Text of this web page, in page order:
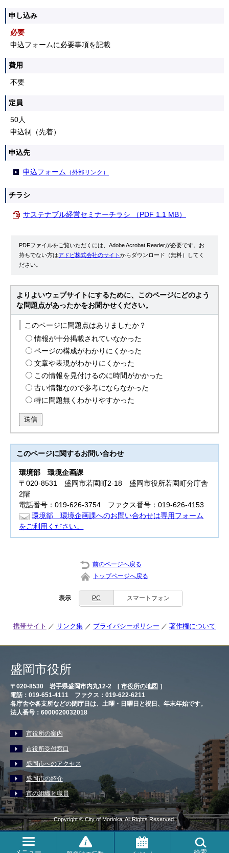
申し込み
必要
申込フォームに必要事項を記載
費用
不要
定員
50人
申込制（先着）
申込先
申込フォーム （外部リンク）
チラシ
サステナブル経営セミナーチラシ （PDF 1.1 MB）
PDFファイルをご覧いただくには、Adobe Acrobat Readerが必要です。お
持ちでない方はアドビ株式会社のサイトからダウンロード（無料）してく
ださい。
よりよいウェブサイトにするために、このページにどのよう
な問題点があったかをお聞かせください。
このページに問題点はありましたか？
情報が十分掲載されていなかった
ページの構成がわかりにくかった
文章や表現がわかりにくかった
この情報を見付けるのに時間がかかった
古い情報なので参考にならなかった
特に問題無くわかりやすかった
送信
このページに関するお問い合わせ
環境部環境企画課
〒020-8531 盛岡市若園町2-18 盛岡市役所若園町分庁舎
2階
電話番号：019-626-3754 ファクス番号：019-626-4153
環境部 環境企画課へのお問い合わせは専用フォーム
をご利用ください。
前のページへ戻る
トップページへ戻る
表示 PC スマートフォン
携帯サイト リンク集 プライバシーポリシー 著作権について
盛岡市役所
〒020-8530 岩手県盛岡市内丸12-2 [ 市役所の地図 ］
電話：019-651-4111 ファクス：019-622-6211
各庁舎や各支所などの閉庁日は、土曜・日曜日と祝日、年末年始です。
法人番号：6000020032018
市役所の案内
市役所受付窓口
盛岡市へのアクセス
盛岡市の紹介
市の組織と職員
Copyright © City of Morioka, All Rights Reserved.